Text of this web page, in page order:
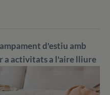
d'estiu amb
a activitats a l'aire lliure